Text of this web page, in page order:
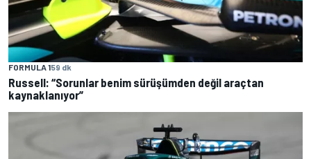
FORMULA 159 dk
Russell: “Sorunlar benim sürüşümden değil araçtan
kaynaklanıyor”